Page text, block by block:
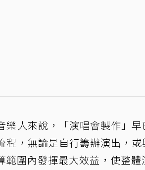
樂人來說，「演唱會製作」
程，無論是自行籌辦演出，
範圍內發揮最大效益，使整體